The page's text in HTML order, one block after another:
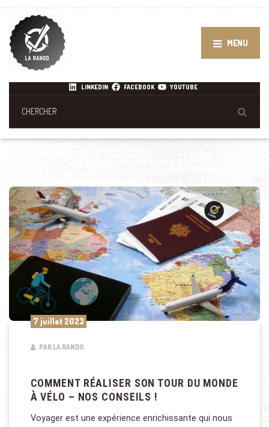
MENU
LINKEDIN FACEBOOK YOUTUBE
7 juillet 2023
PAR LA RANDO
COMMENT RÉALISER SON TOUR DU MONDE
À VÉLO – NOS CONSEILS !
Voyager est une expérience enrichissante qui nous